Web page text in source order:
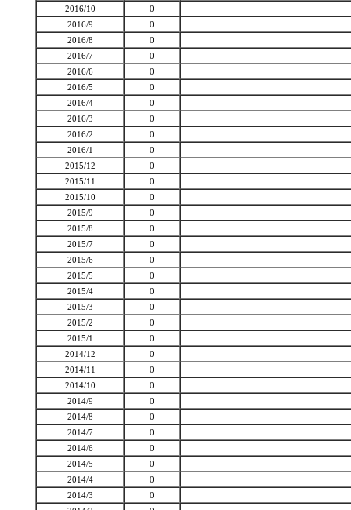
2016/10
0
2016/9
0
2016/8
0
2016/7
0
2016/6
0
2016/5
0
2016/4
0
2016/3
0
2016/2
0
2016/1
0
2015/12
0
2015/11
0
2015/10
0
2015/9
0
2015/8
0
2015/7
0
2015/6
0
2015/5
0
2015/4
0
2015/3
0
2015/2
0
2015/1
0
2014/12
0
2014/11
0
2014/10
0
2014/9
0
2014/8
0
2014/7
0
2014/6
0
2014/5
0
2014/4
0
2014/3
0